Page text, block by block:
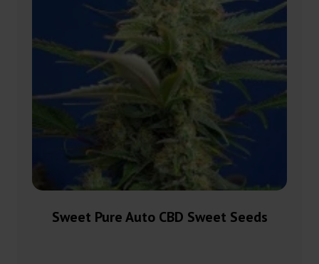
Sweet Pure Auto CBD Sweet Seeds